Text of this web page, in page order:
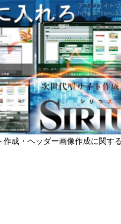
成・ヘッダー画像作成に関す